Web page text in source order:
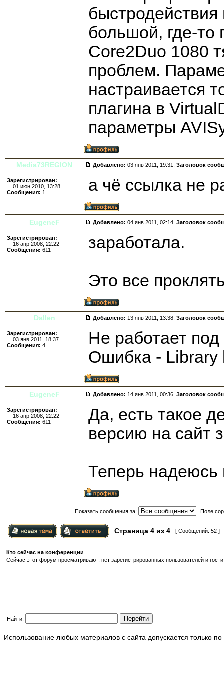
большой, где-то
Core2Duo 1080
проблем.
настраивается
плагина в
параметры
Media73REGION Добавлено: 03 янв 2011, 19:31. Заголовок
Зарегистрирован:
01 июн 2010, 13:28
Сообщения: 1 а чё ссылка не
EugeneF Добавлено: 04 янв 2011, 02:14. Заголовок
Зарегистрирован:
16 апр 2008, 22:22
Сообщения: 611 заработала.
Это все
Dallen Добавлено: 13 янв 2011, 13:38. Заголовок
Зарегистрирован:
03 янв 2011, 18:37
Сообщения: 4
Не работает
Ошибка - Library
EugeneF Добавлено: 14 янв 2011, 00:36. Заголовок
Зарегистрирован:
16 апр 2008, 22:22
Сообщения: 611
Да, есть такое
версию на сайт
Теперь надеюсь
Показать сообщения за: Поле
Страница 4 из 4 [ Сообщений: 52 ]
Кто сейчас на конференции
Сейчас этот форум просматривают: нет зарегистрированных пользователей и
Найти:
Использование любых материалов с сайта допускается только